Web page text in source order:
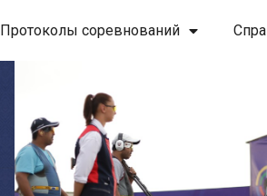
Протоколы соревнований